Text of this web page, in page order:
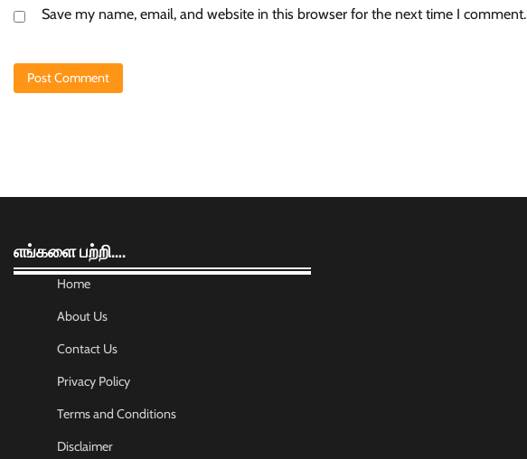
Save my name, email, and website in this browser for the next time I comment.
எங்களை பற்றி….
Home
About Us
Contact Us
Privacy Policy
Terms and Conditions
Disclaimer